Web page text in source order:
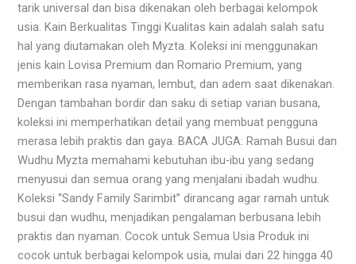
tarik universal dan bisa dikenakan oleh berbagai kelompok
usia. Kain Berkualitas Tinggi Kualitas kain adalah salah satu
hal yang diutamakan oleh Myzta. Koleksi ini menggunakan
jenis kain Lovisa Premium dan Romario Premium, yang
memberikan rasa nyaman, lembut, dan adem saat dikenakan.
Dengan tambahan bordir dan saku di setiap varian busana,
koleksi ini memperhatikan detail yang membuat pengguna
merasa lebih praktis dan gaya. BACA JUGA: Ramah Busui dan
Wudhu Myzta memahami kebutuhan ibu-ibu yang sedang
menyusui dan semua orang yang menjalani ibadah wudhu.
Koleksi “Sandy Family Sarimbit” dirancang agar ramah untuk
busui dan wudhu, menjadikan pengalaman berbusana lebih
praktis dan nyaman. Cocok untuk Semua Usia Produk ini
cocok untuk berbagai kelompok usia, mulai dari 22 hingga 40